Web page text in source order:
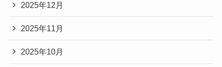
2025年12月
2025年11月
2025年10月